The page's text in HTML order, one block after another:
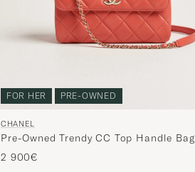
FOR HER PRE-OWNED
CHANEL
Pre-Owned Trendy CC Top Handle Bag
Coral
2 900€